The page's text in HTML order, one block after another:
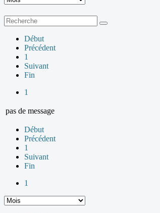
Début
Précédent
1
Suivant
Fin
1
pas de message
Début
Précédent
1
Suivant
Fin
1